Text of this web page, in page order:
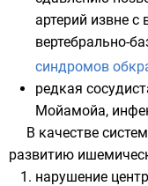
артерий извне
вертебрально-
синдромов
редкая
Мойамойа,
В качестве
развитию
нарушение